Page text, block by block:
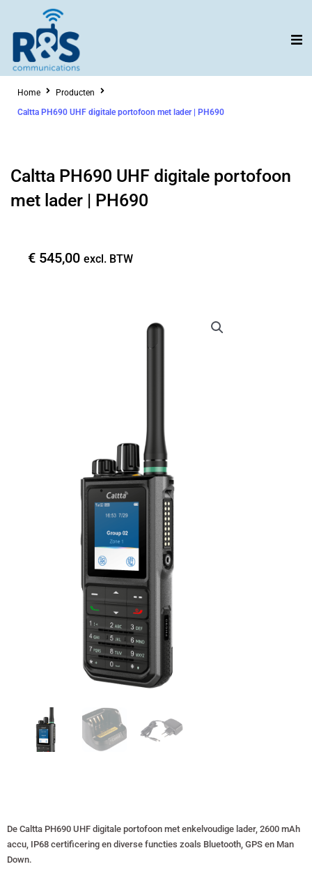
inhoud
Home
Producten
Caltta PH690 UHF digitale portofoon met lader | PH690
Caltta PH690 UHF digitale portofoon
met lader | PH690
€ 545,00 excl. BTW
De Caltta PH690 UHF digitale portofoon met enkelvoudige lader, 2600 mAh
accu, IP68 certificering en diverse functies zoals Bluetooth, GPS en Man
Down.